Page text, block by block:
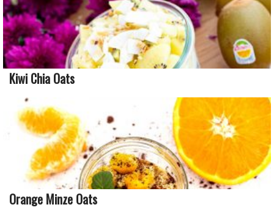
Kiwi Chia Oats
Orange Minze Oats